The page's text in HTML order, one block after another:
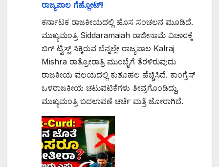
ರಾಜ್ಯಪಾಲ ಗೆಹ್ಲೋಟ್!
ಕರ್ನಾಟಕ ರಾಜಕೀಯದಲ್ಲಿ ಹೊಸ ಸಂಚಲನ ಮೂಡಿದೆ.
ಮುಖ್ಯಮಂತ್ರಿ Siddaramaiah ರಾಜೀನಾಮೆ ವಿಚಾರಕ್ಕೆ
ಬಿಗ್ ಟ್ವಿಸ್ಟ್ ಸಿಕ್ಕಿರುವ ಬೆನ್ನಲ್ಲೇ ರಾಜ್ಯಪಾಲ Kalraj
Mishra ರಾತ್ರೋರಾತ್ರಿ ಮುಂಬೈಗೆ ತೆರಳಿರುವುದು
ರಾಜಕೀಯ ವಲಯದಲ್ಲಿ ಕುತೂಹಲ ಹೆಚ್ಚಿಸಿದೆ. ಕಾಂಗ್ರೆಸ್
ಒಳರಾಜಕೀಯ ಚಟುವಟಿಕೆಗಳು ತೀವ್ರಗೊಂಡಿದ್ದು,
ಮುಖ್ಯಮಂತ್ರಿ ಬದಲಾವಣೆ ಚರ್ಚೆ ಮತ್ತೆ ಜೋರಾಗಿದೆ.